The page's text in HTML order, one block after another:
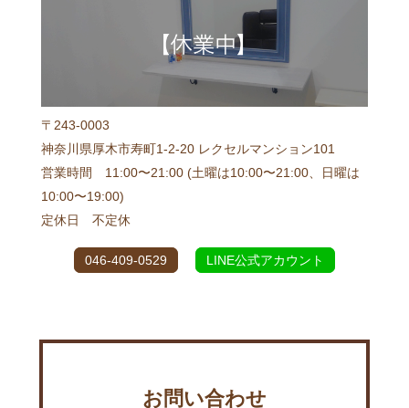
〒243-0003
神奈川県厚木市寿町1-2-20 レクセルマンション101
営業時間 11:00〜21:00 (土曜は10:00〜21:00、日曜は
10:00〜19:00)
定休日 不定休
046-409-0529 LINE公式アカウント
お問い合わせ